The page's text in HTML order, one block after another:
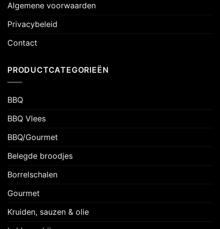
Algemene voorwaarden
Privacybeleid
Contact
PRODUCTCATEGORIEËN
BBQ
BBQ Vlees
BBQ/Gourmet
Belegde broodjes
Borrelschalen
Gourmet
Kruiden, sauzen & olie